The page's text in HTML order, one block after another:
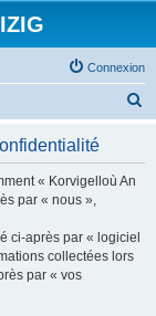
Connexion
« Korvigelloù An
par « nous »,
ci-après par « logiciel
collectées lors
par « vos